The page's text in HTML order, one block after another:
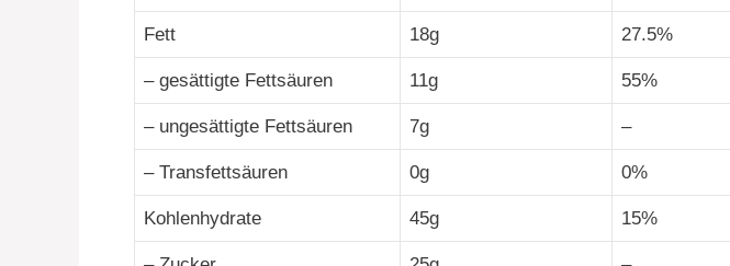
Fett 18g 27.5%
– gesättigte Fettsäuren 11g 55%
– ungesättigte Fettsäuren 7g –
– Transfettsäuren 0g 0%
Kohlenhydrate 45g 15%